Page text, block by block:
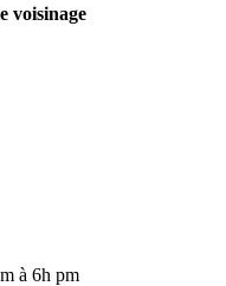
voisinage
à 6h pm